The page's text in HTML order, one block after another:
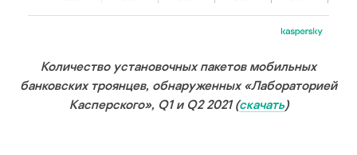
Количество установочных пакетов мобильных
банковских троянцев, обнаруженных «Лабораторией
Касперского», Q1 и Q2 2021 (скачать)